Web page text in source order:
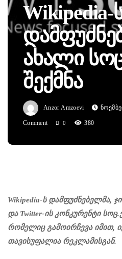
Wikipedia-
Ახალი
Შექმნა
Anzor Amzoevi
Comment 0 380
Wikipedia-ს დამფუძნებელმა,
და Twitter-ის კონკურენტი
რომელიც გამოირჩევა იმით,
თავისუფალია რეკლამისგან.